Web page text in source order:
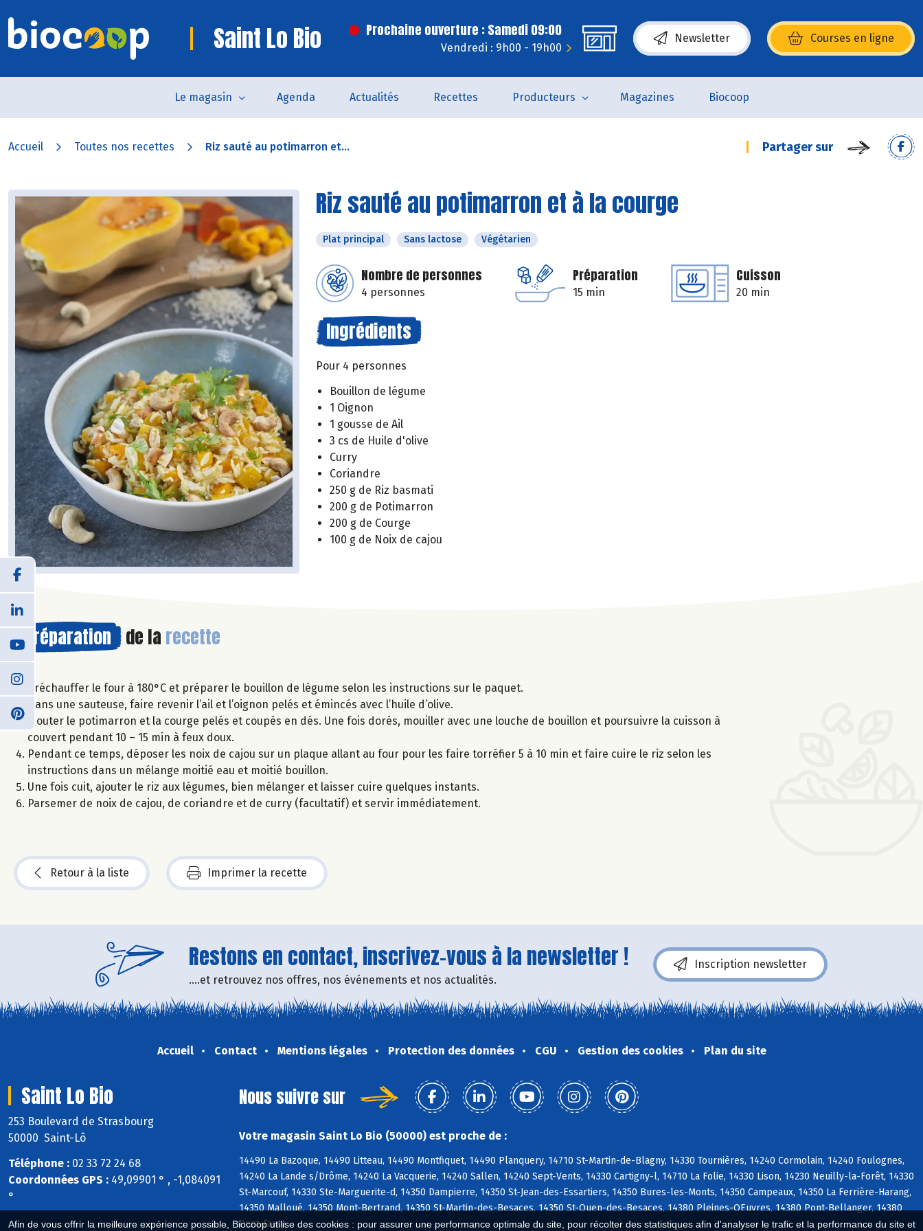
Afin de vous offrir la meilleure expérience possible, Biocoop utilise des cookies : pour assurer une performance optimale du site, pour récolter des statistiques afin d'analyser le trafic et la performance du site et
Saint Lo Bio Prochaine ouverture : Samedi 09:00
Vendredi : 9h00 - 19h00
Newsletter Courses en ligne
(s’ouvre dans une nouvelle fenêtre)
Le magasin Agenda Actualités Recettes Producteurs Magazines Biocoop
Accueil Toutes nos recettes Riz sauté au potimarron et... Partager sur
Riz sauté au potimarron et à la courge
Plat principal Sans lactose Végétarien
Nombre de personnes
4 personnes
Préparation
15 min
Cuisson
20 min
Ingrédients
Pour 4 personnes
Bouillon de légume
1 Oignon
1 gousse de Ail
3 cs de Huile d'olive
Curry
Coriandre
250 g de Riz basmati
200 g de Potimarron
200 g de Courge
100 g de Noix de cajou
Préparation de la recette
Préchauffer le four à 180°C et préparer le bouillon de légume selon les instructions sur le paquet.
Dans une sauteuse, faire revenir l’ail et l’oignon pelés et émincés avec l’huile d’olive.
Ajouter le potimarron et la courge pelés et coupés en dés. Une fois dorés, mouiller avec une louche de bouillon et poursuivre la cuisson à
couvert pendant 10 – 15 min à feux doux.
Pendant ce temps, déposer les noix de cajou sur un plaque allant au four pour les faire torréfier 5 à 10 min et faire cuire le riz selon les
instructions dans un mélange moitié eau et moitié bouillon.
Une fois cuit, ajouter le riz aux légumes, bien mélanger et laisser cuire quelques instants.
Parsemer de noix de cajou, de coriandre et de curry (facultatif) et servir immédiatement.
Retour à la liste Imprimer la recette
Restons en contact, inscrivez-vous à la newsletter !
....et retrouvez nos offres, nos événements et nos actualités.
Inscription newsletter
Accueil Contact Mentions légales Protection des données CGU Gestion des cookies Plan du site
Saint Lo Bio
253 Boulevard de Strasbourg
50000 Saint-Lô
Téléphone : 02 33 72 24 68
Coordonnées GPS : 49,09901 ° , -1,084091
°
Nous suivre sur
Votre magasin Saint Lo Bio (50000) est proche de :
14490 La Bazoque, 14490 Litteau, 14490 Montfiquet, 14490 Planquery, 14710 St-Martin-de-Blagny, 14330 Tournières, 14240 Cormolain, 14240 Foulognes,
14240 La Lande s/Drôme, 14240 La Vacquerie, 14240 Sallen, 14240 Sept-Vents, 14330 Cartigny-l, 14710 La Folie, 14330 Lison, 14230 Neuilly-la-Forêt, 14330
St-Marcouf, 14330 Ste-Marguerite-d, 14350 Dampierre, 14350 St-Jean-des-Essartiers, 14350 Bures-les-Monts, 14350 Campeaux, 14350 La Ferrière-Harang,
14350 Malloué, 14350 Mont-Bertrand, 14350 St-Martin-des-Besaces, 14350 St-Ouen-des-Besaces, 14380 Pleines-OEuvres, 14380 Pont-Bellanger, 14380
Pont-Farcy